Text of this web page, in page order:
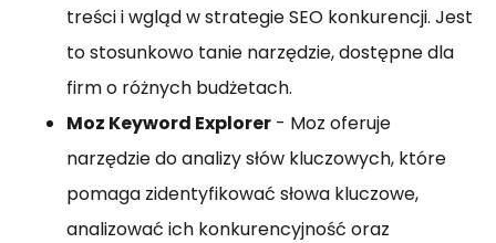
treści i wgląd w strategie SEO konkurencji. Jest
to stosunkowo tanie narzędzie, dostępne dla
firm o różnych budżetach.
Moz Keyword Explorer - Moz oferuje
narzędzie do analizy słów kluczowych, które
pomaga zidentyfikować słowa kluczowe,
analizować ich konkurencyjność oraz